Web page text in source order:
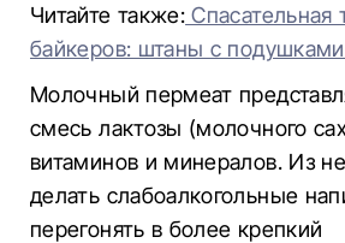
Читайте также: Спасательная
байкеров: штаны с подушками
Молочный пермеат
смесь лактозы (молочного
витаминов и минералов. Из
делать слабоалкогольные
перегонять в более крепкий